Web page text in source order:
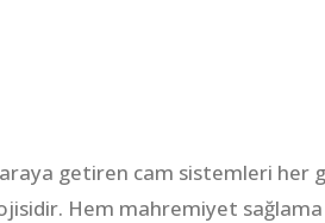
getiren cam sistemleri her
Hem mahremiyet